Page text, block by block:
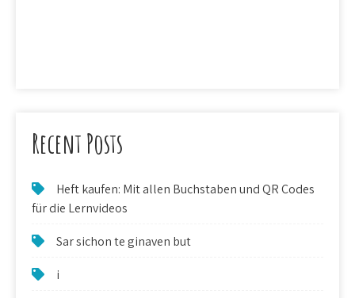
Recent Posts
Heft kaufen: Mit allen Buchstaben und QR Codes
für die Lernvideos
Sar sichon te ginaven but
i